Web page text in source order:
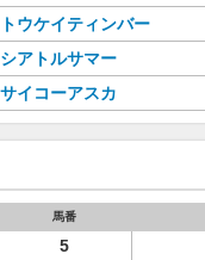
トウケイティンバー
シアトルサマー
サイコーアスカ
馬番
5